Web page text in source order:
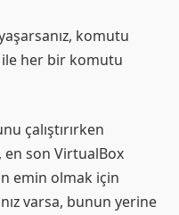
komutu
ile her bir komutu
çalıştırırken
son VirtualBox
emin olmak için
varsa, bunun yerine